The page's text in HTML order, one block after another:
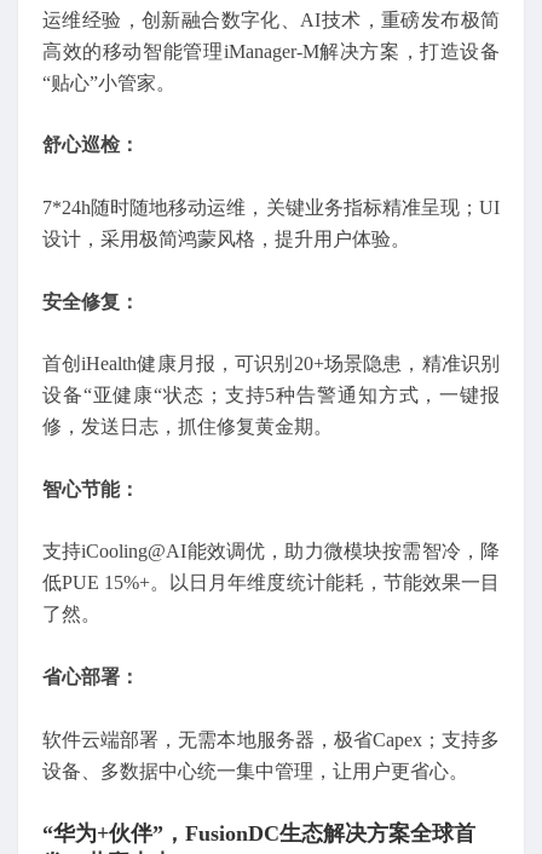
运维经验，创新融合数字化、AI技术，重磅发布极简
高效的移动智能管理iManager-M解决方案，打造设备
“贴心”小管家。
舒心巡检：
7*24h随时随地移动运维，关键业务指标精准呈现；UI
设计，采用极简鸿蒙风格，提升用户体验。
安全修复：
首创iHealth健康月报，可识别20+场景隐患，精准识别
设备“亚健康“状态；支持5种告警通知方式，一键报
修，发送日志，抓住修复黄金期。
智心节能：
支持iCooling@AI能效调优，助力微模块按需智冷，降
低PUE 15%+。以日月年维度统计能耗，节能效果一目
了然。
省心部署：
软件云端部署，无需本地服务器，极省Capex；支持多
设备、多数据中心统一集中管理，让用户更省心。
“华为+伙伴”，FusionDC生态解决方案全球首